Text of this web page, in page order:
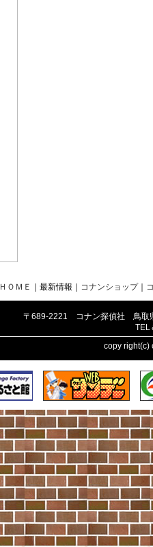
ＨＯＭＥ ｜最新情報 コナンショップ｜
〒689-2221 コナン探偵社 鳥取
TEL
copy right(c)